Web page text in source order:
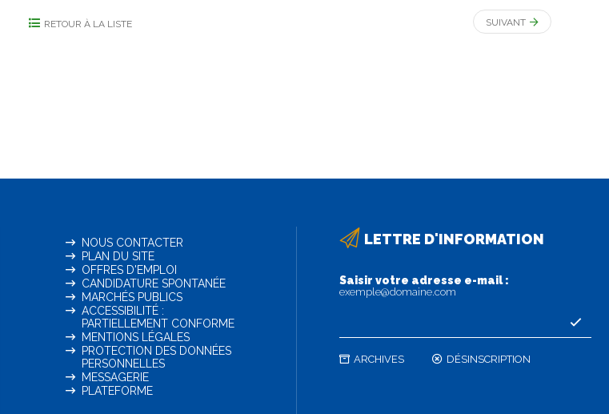
RETOUR À LA LISTE SUIVANT
NOUS CONTACTER
PLAN DU SITE
OFFRES D'EMPLOI
CANDIDATURE SPONTANÉE
MARCHÉS PUBLICS
ACCESSIBILITÉ :
PARTIELLEMENT CONFORME
MENTIONS LÉGALES
PROTECTION DES DONNÉES
PERSONNELLES
MESSAGERIE
PLATEFORME
LETTRE D'INFORMATION
Saisir votre adresse e-mail :
exemple@domaine.com
ARCHIVES DÉSINSCRIPTION